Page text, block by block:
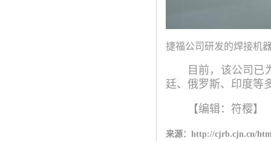
捷福公司研发的焊接机
目前，该公司已
廷、俄罗斯、印度等
【编辑：符樱】
来源：http://cjrb.cjn.cn/